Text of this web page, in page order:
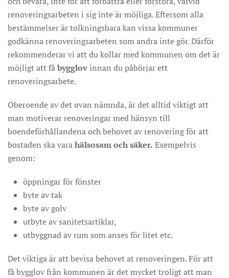
renoveringsarbeten i sig inte är möjliga. Eftersom alla
bestämmelser är tolkningsbara kan vissa kommuner
godkänna renoveringsarbeten som andra inte gör. Därför
rekommenderar vi att du kollar med kommunen om det är
möjligt att fåbygglovinnan du påbörjar ett
renoveringsarbete.
Oberoende av det ovan nämnda, är det alltid viktigt att
man motiverar renoveringar med hänsyn till
boendeförhållandena och behovet av renovering för att
bostaden ska varahälsosam och säker. Exempelvis
genom:
öppningar för fönster
byte av tak
byte av golv
utbyte av sanitetsartiklar,
utbyggnad av rum som anses för litet etc.
Det viktiga är att bevisa behovet at renoveringen. För att
få bygglov från kommunen är det mycket troligt att man